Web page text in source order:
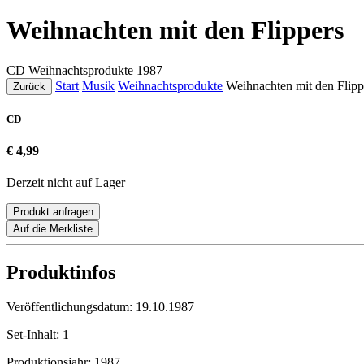
Weihnachten mit den Flippers
CD Weihnachtsprodukte 1987
Zurück Start Musik Weihnachtsprodukte Weihnachten mit den
CD
€ 4,99
Derzeit nicht auf Lager
Produkt anfragen
Auf die Merkliste
Produktinfos
Veröffentlichungsdatum: 19.10.1987
Set-Inhalt: 1